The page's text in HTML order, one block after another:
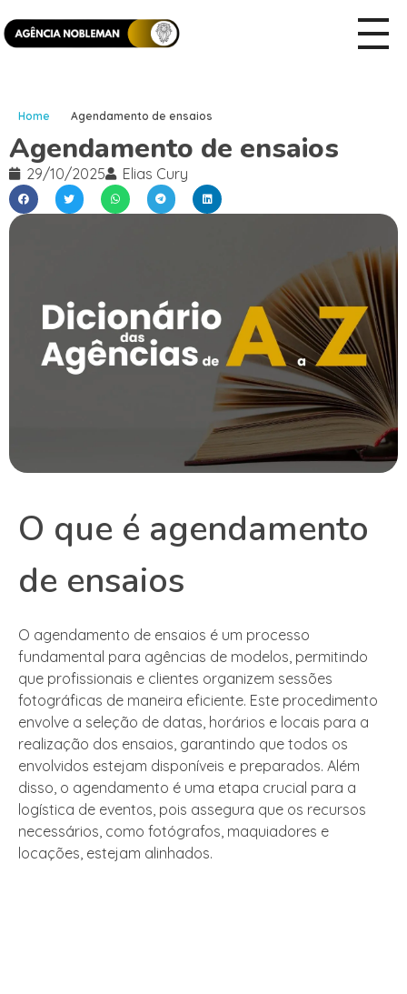
Home Agendamento de ensaios
Agendamento de ensaios
29/10/2025 Elias Cury
O que é agendamento
de ensaios
O agendamento de ensaios é um processo
fundamental para agências de modelos, permitindo
que profissionais e clientes organizem sessões
fotográficas de maneira eficiente. Este procedimento
envolve a seleção de datas, horários e locais para a
realização dos ensaios, garantindo que todos os
envolvidos estejam disponíveis e preparados. Além
disso, o agendamento é uma etapa crucial para a
logística de eventos, pois assegura que os recursos
necessários, como fotógrafos, maquiadores e
locações, estejam alinhados.